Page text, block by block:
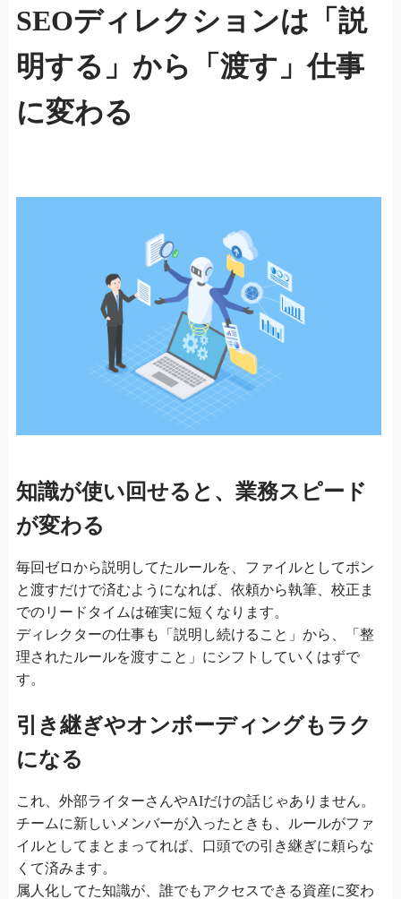
SEOディレクションは「説
明する」から「渡す」仕事
に変わる
知識が使い回せると、業務スピード
が変わる
毎回ゼロから説明してたルールを、ファイルとしてポン
と渡すだけで済むようになれば、依頼から執筆、校正ま
でのリードタイムは確実に短くなります。
ディレクターの仕事も「説明し続けること」から、「整
理されたルールを渡すこと」にシフトしていくはずで
す。
引き継ぎやオンボーディングもラク
になる
これ、外部ライターさんやAIだけの話じゃありません。
チームに新しいメンバーが入ったときも、ルールがファ
イルとしてまとまってれば、口頭での引き継ぎに頼らな
くて済みます。
属人化してた知識が、誰でもアクセスできる資産に変わ